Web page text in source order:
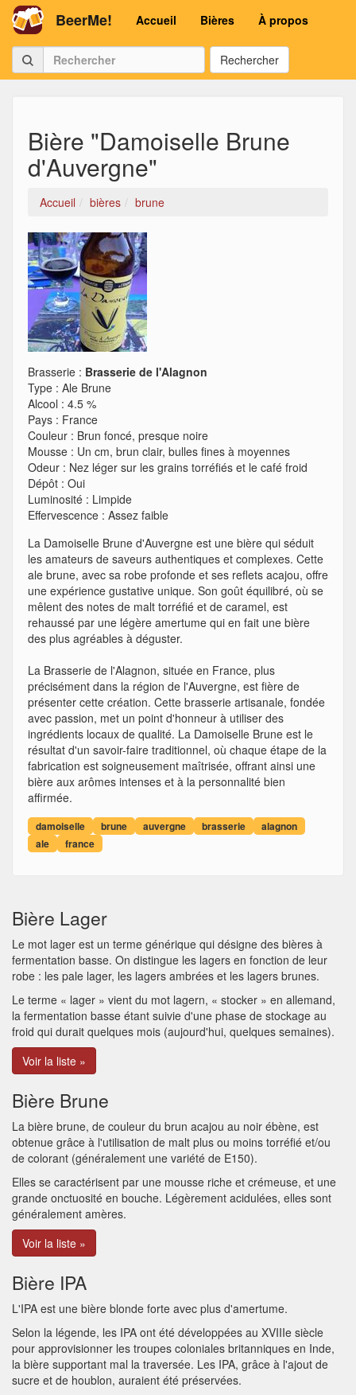
BeerMe! Accueil Bières À propos
Rechercher
Bière "Damoiselle Brune
d'Auvergne"
Accueil bières brune
Brasserie : Brasserie de l'Alagnon
Type : Ale Brune
Alcool : 4.5 %
Pays : France
Couleur : Brun foncé, presque noire
Mousse : Un cm, brun clair, bulles fines à moyennes
Odeur : Nez léger sur les grains torréfiés et le café froid
Dépôt : Oui
Luminosité : Limpide
Effervescence : Assez faible
La Damoiselle Brune d'Auvergne est une bière qui séduit
les amateurs de saveurs authentiques et complexes. Cette
ale brune, avec sa robe profonde et ses reflets acajou, offre
une expérience gustative unique. Son goût équilibré, où se
mêlent des notes de malt torréfié et de caramel, est
rehaussé par une légère amertume qui en fait une bière
des plus agréables à déguster.
La Brasserie de l'Alagnon, située en France, plus
précisément dans la région de l'Auvergne, est fière de
présenter cette création. Cette brasserie artisanale, fondée
avec passion, met un point d'honneur à utiliser des
ingrédients locaux de qualité. La Damoiselle Brune est le
résultat d'un savoir-faire traditionnel, où chaque étape de la
fabrication est soigneusement maîtrisée, offrant ainsi une
bière aux arômes intenses et à la personnalité bien
affirmée.
damoiselle brune auvergne brasserie
alagnon
ale
france
Bière Lager
Le mot lager est un terme générique qui désigne des bières à
fermentation basse. On distingue les lagers en fonction de leur
robe : les pale lager, les lagers ambrées et les lagers brunes.
Le terme « lager » vient du mot lagern, « stocker » en allemand,
la fermentation basse étant suivie d'une phase de stockage au
froid qui durait quelques mois (aujourd'hui, quelques semaines).
Voir la liste »
Bière Brune
La bière brune, de couleur du brun acajou au noir ébène, est
obtenue grâce à l'utilisation de malt plus ou moins torréfié et/ou
de colorant (généralement une variété de E150).
Elles se caractérisent par une mousse riche et crémeuse, et une
grande onctuosité en bouche. Légèrement acidulées, elles sont
généralement amères.
Voir la liste »
Bière IPA
L'IPA est une bière blonde forte avec plus d'amertume.
Selon la légende, les IPA ont été développées au XVIIIe siècle
pour approvisionner les troupes coloniales britanniques en Inde,
la bière supportant mal la traversée. Les IPA, grâce à l'ajout de
sucre et de houblon, auraient été préservées.